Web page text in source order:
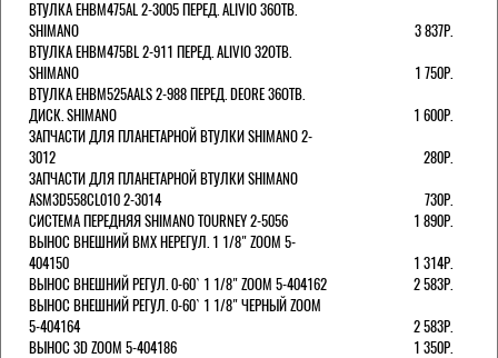
ВТУЛКА EHBM475AL 2-3005 ПЕРЕД. ALIVIO 36ОТВ.
SHIMANO
3 837Р.
ВТУЛКА EHBM475BL 2-911 ПЕРЕД. ALIVIO 32ОТВ.
SHIMANO
1 750Р.
ВТУЛКА EHBM525AALS 2-988 ПЕРЕД. DEORE 36ОТВ.
ДИСК. SHIMANO
1 600Р.
ЗАПЧАСТИ ДЛЯ ПЛАНЕТАРНОЙ ВТУЛКИ SHIMANO 2-
3012
280Р.
ЗАПЧАСТИ ДЛЯ ПЛАНЕТАРНОЙ ВТУЛКИ SHIMANO
ASM3D558CL010 2-3014
730Р.
СИСТЕМА ПЕРЕДНЯЯ SHIMANO TOURNEY 2-5056
1 890Р.
ВЫНОС ВНЕШНИЙ BMX НЕРЕГУЛ. 1 1/8" ZOOM 5-
404150
1 314Р.
ВЫНОС ВНЕШНИЙ РЕГУЛ. 0-60` 1 1/8" ZOOM 5-404162
2 583Р.
ВЫНОС ВНЕШНИЙ РЕГУЛ. 0-60` 1 1/8" ЧЕРНЫЙ ZOOM
5-404164
2 583Р.
ВЫНОС 3D ZOOM 5-404186
1 350Р.